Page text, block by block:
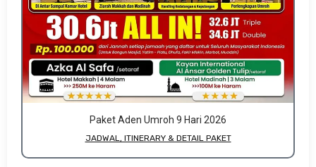
Paket Aden Umroh 9 Hari 2026
JADWAL, ITINERARY & DETAIL PAKET